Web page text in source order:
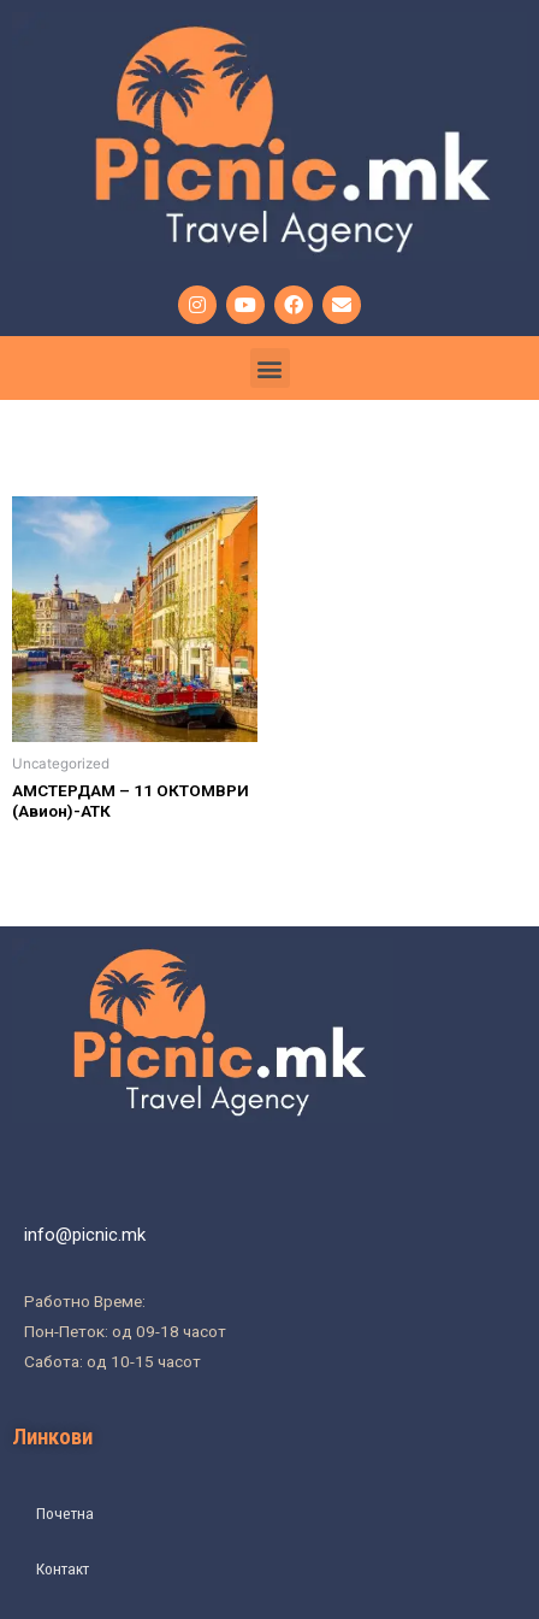
Uncategorized
АМСТЕРДАМ – 11 ОКТОМВРИ
(Aвион)-АТК
info@picnic.mk
Работно Време:
Пон-Петок: од 09-18 часот
Сабота: од 10-15 часот
Линкови
Почетна
Контакт